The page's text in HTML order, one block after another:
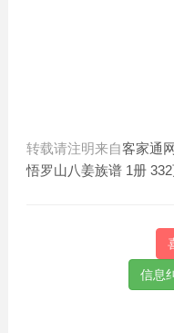
转载请注明来自客家通
悟罗山八姜族谱 1册 332